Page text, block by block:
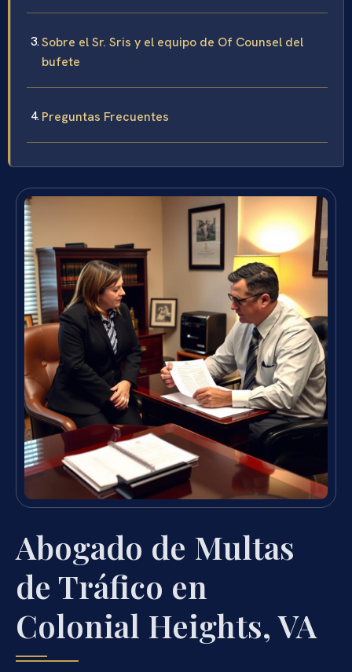
Sobre el Sr. Sris y el equipo de Of Counsel del
bufete
Preguntas Frecuentes
Abogado de Multas
de Tráfico en
Colonial Heights, VA